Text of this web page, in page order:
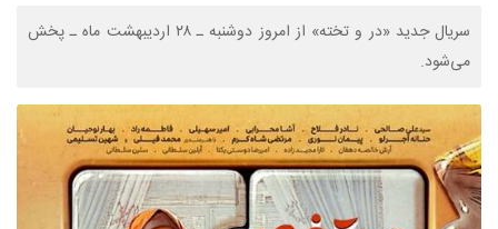
سریال جدید «در و تخته» از امروز دوشنبه ـ ۲۸ اردیبهشت‌ ماه ـ پخش
می‌شود.